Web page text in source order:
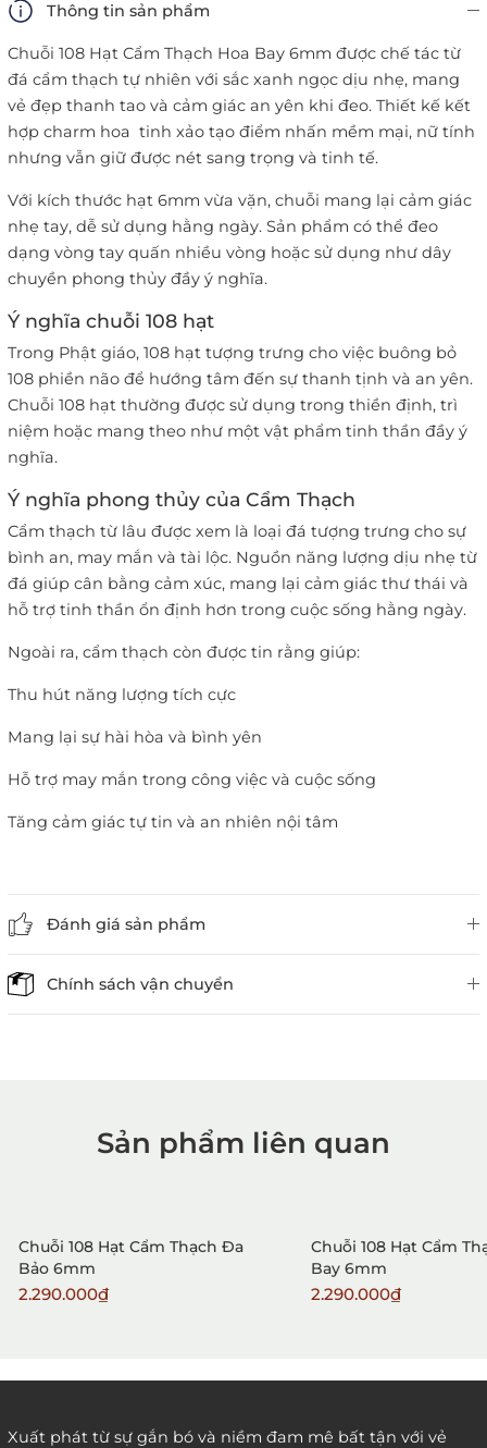
Thông tin sản phẩm
Chuỗi 108 Hạt Cẩm Thạch Hoa Bay 6mm được chế tác từ
đá cẩm thạch tự nhiên với sắc xanh ngọc dịu nhẹ, mang
vẻ đẹp thanh tao và cảm giác an yên khi đeo. Thiết kế kết
hợp charm hoa tinh xảo tạo điểm nhấn mềm mại, nữ tính
nhưng vẫn giữ được nét sang trọng và tinh tế.
Với kích thước hạt 6mm vừa vặn, chuỗi mang lại cảm giác
nhẹ tay, dễ sử dụng hằng ngày. Sản phẩm có thể đeo
dạng vòng tay quấn nhiều vòng hoặc sử dụng như dây
chuyền phong thủy đầy ý nghĩa.
Ý nghĩa chuỗi 108 hạt
Trong Phật giáo, 108 hạt tượng trưng cho việc buông bỏ
108 phiền não để hướng tâm đến sự thanh tịnh và an yên.
Chuỗi 108 hạt thường được sử dụng trong thiền định, trì
niệm hoặc mang theo như một vật phẩm tinh thần đầy ý
nghĩa.
Ý nghĩa phong thủy của Cẩm Thạch
Cẩm thạch từ lâu được xem là loại đá tượng trưng cho sự
bình an, may mắn và tài lộc. Nguồn năng lượng dịu nhẹ từ
đá giúp cân bằng cảm xúc, mang lại cảm giác thư thái và
hỗ trợ tinh thần ổn định hơn trong cuộc sống hằng ngày.
Ngoài ra, cẩm thạch còn được tin rằng giúp:
Thu hút năng lượng tích cực
Mang lại sự hài hòa và bình yên
Hỗ trợ may mắn trong công việc và cuộc sống
Tăng cảm giác tự tin và an nhiên nội tâm
Đánh giá sản phẩm
Chính sách vận chuyển
1. Mua hàng trực tiếp tại VietGemstones
Sản phẩm liên quan
Chuỗi 108 Hạt Cẩm Thạch Đa
Bảo 6mm
2.290.000₫
Chuỗi 108 Hạt Cẩm
Bay 6mm
2.290.000₫
Xuất phát từ sự gắn bó và niềm đam mê bất tận với vẻ